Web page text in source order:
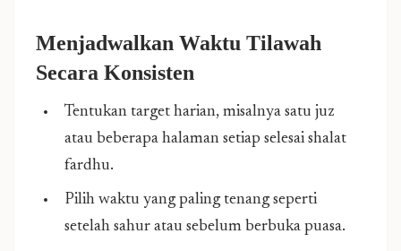
Menjadwalkan Waktu Tilawah
Secara Konsisten
Tentukan target harian, misalnya satu juz
atau beberapa halaman setiap selesai shalat
fardhu.
Pilih waktu yang paling tenang seperti
setelah sahur atau sebelum berbuka puasa.